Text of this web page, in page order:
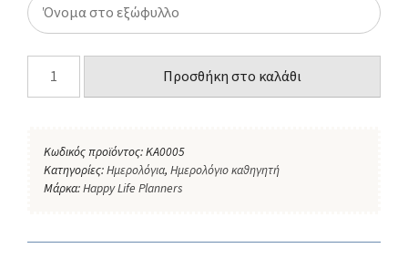
Προσθήκη στο καλάθι
Κωδικός προϊόντος:KA0005
Κατηγορίες:Ημερολόγια, Ημερολόγιο καθηγητή
Μάρκα:Happy Life Planners